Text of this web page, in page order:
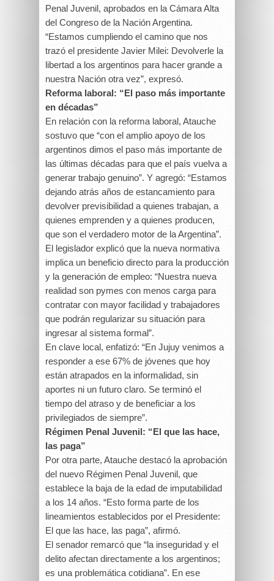
Penal Juvenil, aprobados en la Cámara Alta
del Congreso de la Nación Argentina.
“Estamos cumpliendo el camino que nos
trazó el presidente Javier Milei: Devolverle la
libertad a los argentinos para hacer grande a
nuestra Nación otra vez”, expresó.
Reforma laboral: “El paso más importante
en décadas”
En relación con la reforma laboral, Atauche
sostuvo que “con el amplio apoyo de los
argentinos dimos el paso más importante de
las últimas décadas para que el país vuelva a
generar trabajo genuino”. Y agregó: “Estamos
dejando atrás años de estancamiento para
devolver previsibilidad a quienes trabajan, a
quienes emprenden y a quienes producen,
que son el verdadero motor de la Argentina”.
El legislador explicó que la nueva normativa
implica un beneficio directo para la producción
y la generación de empleo: “Nuestra nueva
realidad son pymes con menos carga para
contratar con mayor facilidad y trabajadores
que podrán regularizar su situación para
ingresar al sistema formal”.
En clave local, enfatizó: “En Jujuy venimos a
responder a ese 67% de jóvenes que hoy
están atrapados en la informalidad, sin
aportes ni un futuro claro. Se terminó el
tiempo del atraso y de beneficiar a los
privilegiados de siempre”.
Régimen Penal Juvenil: “El que las hace,
las paga”
Por otra parte, Atauche destacó la aprobación
del nuevo Régimen Penal Juvenil, que
establece la baja de la edad de imputabilidad
a los 14 años. “Esto forma parte de los
lineamientos establecidos por el Presidente:
El que las hace, las paga”, afirmó.
El senador remarcó que “la inseguridad y el
delito afectan directamente a los argentinos;
es una problemática cotidiana”. En ese